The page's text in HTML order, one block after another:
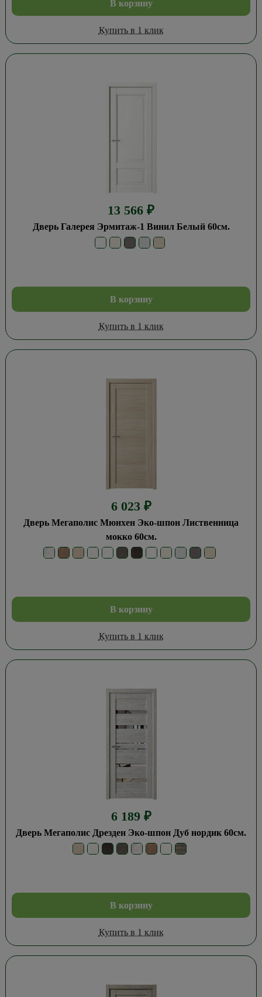
В корзину
Купить в 1 клик
13 566 ₽
Дверь Галерея Эрмитаж-1 Винил Белый 60см.
В корзину
Купить в 1 клик
6 023 ₽
Дверь Мегаполис Мюнхен Эко-шпон Лиственница
мокко 60см.
В корзину
Купить в 1 клик
6 189 ₽
Дверь Мегаполис Дрезден Эко-шпон Дуб нордик 60см.
В корзину
Купить в 1 клик